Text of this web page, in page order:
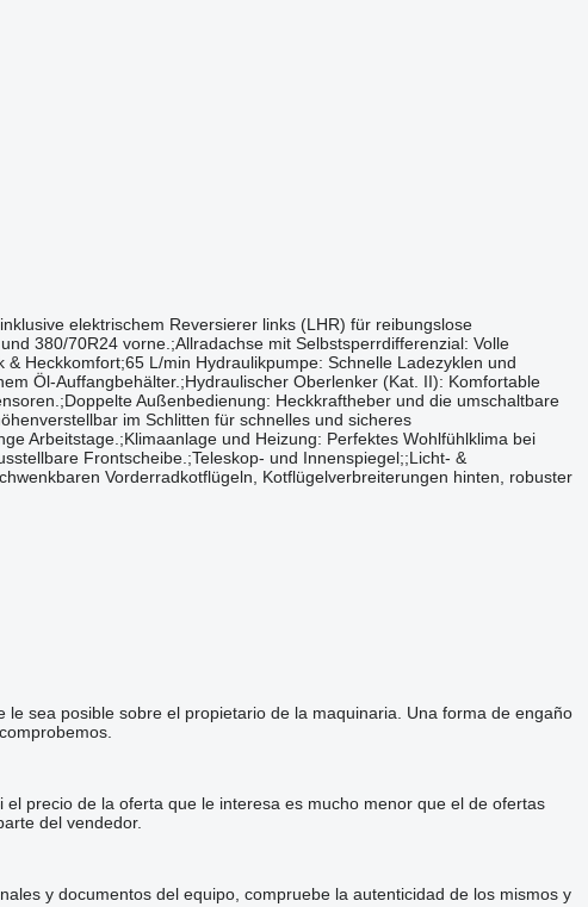
elektrischem Reversierer links (LHR) für reibungslose
380/70R24 vorne.;Allradachse mit Selbstsperrdifferenzial: Volle
Heckkomfort;65 L/min Hydraulikpumpe: Schnelle Ladezyklen und
Öl-Auffangbehälter.;Hydraulischer Oberlenker (Kat. II): Komfortable
Außenbedienung: Heckkraftheber und die umschaltbare
im Schlitten für schnelles und sicheres
Arbeitstage.;Klimaanlage und Heizung: Perfektes Wohlfühlklima bei
Frontscheibe.;Teleskop- und Innenspiegel;;Licht- &
Vorderradkotflügeln, Kotflügelverbreiterungen hinten, robuster
sea posible sobre el propietario de la maquinaria. Una forma de engaño
precio de la oferta que le interesa es mucho menor que el de ofertas
del vendedor.
y documentos del equipo, compruebe la autenticidad de los mismos y